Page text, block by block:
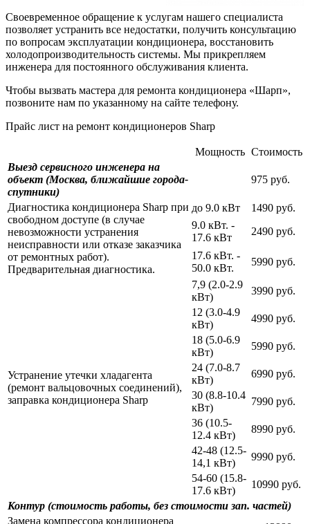
Своевременное обращение к услугам нашего специалиста
позволяет устранить все недостатки, получить консультацию
по вопросам эксплуатации кондиционера, восстановить
холодопроизводительность системы. Мы прикрепляем
инженера для постоянного обслуживания клиента.
Чтобы вызвать мастера для ремонта кондиционера «Шарп»,
позвоните нам по указанному на сайте телефону.
Прайс лист на ремонт кондиционеров Sharp
Мощность Стоимость
Выезд сервисного инженера на
объект (Москва, ближайшие города-
спутники)
975 руб.
Диагностика кондиционера Sharp при
свободном доступе (в случае
невозможности устранения
неисправности или отказе заказчика
от ремонтных работ).
Предварительная диагностика.
до 9.0 кВт
1490 руб.
9.0 кВт. -
17.6 кВт
2490 руб.
17.6 кВт. -
50.0 кВт.
5990 руб.
Устранение утечки хладагента
(ремонт вальцовочных соединений),
заправка кондиционера Sharp
7,9 (2.0-2.9
кВт)
3990 руб.
12 (3.0-4.9
кВт)
4990 руб.
18 (5.0-6.9
кВт)
5990 руб.
24 (7.0-8.7
кВт)
6990 руб.
30 (8.8-10.4
кВт)
7990 руб.
36 (10.5-
12.4 кВт)
8990 руб.
42-48 (12.5-
14,1 кВт)
9990 руб.
54-60 (15.8-
17.6 кВт)
10990 руб.
Контур (стоимость работы, без стоимости зап. частей)
Замена компрессора кондиционера